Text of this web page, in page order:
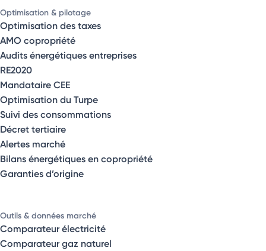
Optimisation & pilotage
Optimisation des taxes
AMO copropriété
Audits énergétiques entreprises
RE2020
Mandataire CEE
Optimisation du Turpe
Suivi des consommations
Décret tertiaire
Alertes marché
Bilans énergétiques en copropriété
Garanties d’origine
Outils & données marché
Comparateur électricité
Comparateur gaz naturel